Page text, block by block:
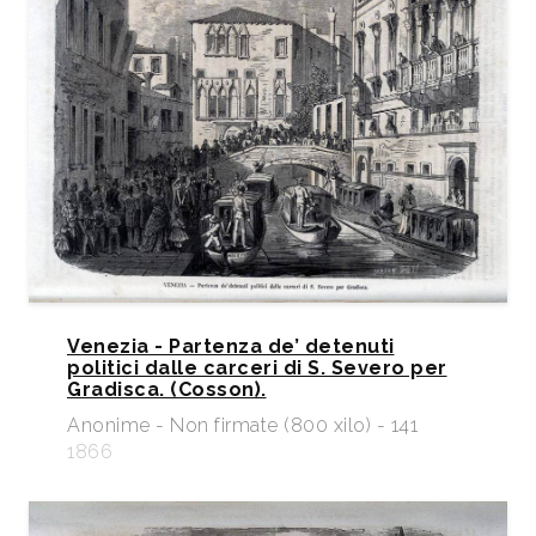
Venezia - Partenza de’ detenuti
politici dalle carceri di S. Severo per
Gradisca. (Cosson).
Anonime - Non firmate (800 xilo) - 141
1866